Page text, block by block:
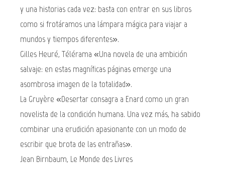
y una historias cada vez: basta con entrar en sus libros
como si frotáramos una lámpara mágica para viajar a
mundos y tiempos diferentes».
Gilles Heuré, Télérama «Una novela de una ambición
salvaje: en estas magníficas páginas emerge una
asombrosa imagen de la totalidad».
La Gruyère «Desertar consagra a Enard como un gran
novelista de la condición humana. Una vez más, ha sabido
combinar una erudición apasionante con un modo de
escribir que brota de las entrañas».
Jean Birnbaum, Le Monde des Livres